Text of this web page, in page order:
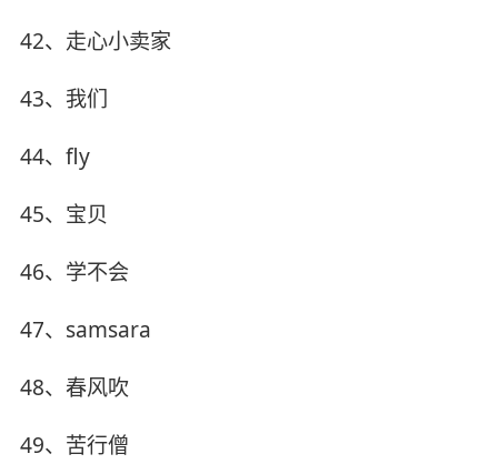
42、走心小卖家
43、我们
44、fly
45、宝贝
46、学不会
47、samsara
48、春风吹
49、苦行僧